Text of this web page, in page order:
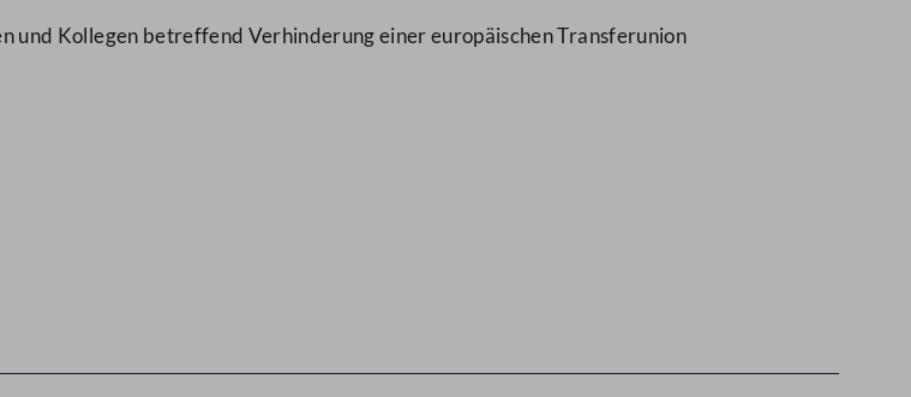
Kollegen betreffend Verhinderung einer europäischen Transferunion